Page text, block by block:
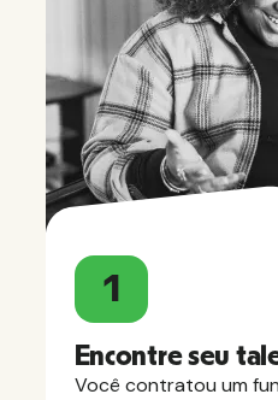
1
Encontre seu
Você contratou um